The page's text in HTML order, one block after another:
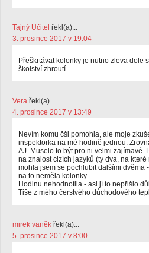
Tajný Učitel řekl(a)...
3. prosince 2017 v 19:04
Přeškrtávat kolonky je nutno zleva dole
školství zhroutí.
Vera řekl(a)...
4. prosince 2017 v 13:49
Nevím komu čši pomohla, ale moje
inspektorka na mé hodině jednou.
AJ. Muselo to být pro ni velmi zajímavé.
na znalost cizích jazyků (ty dva, na
mohla jsem se pochlubit dalšími dvěma
na to neměla kolonky.
Hodinu nehodnotila - asi jí to nepřišlo
Tiše z mého čerstvého důchodového
mirek vaněk řekl(a)...
5. prosince 2017 v 8:00